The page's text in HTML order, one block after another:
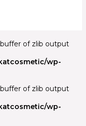
buffer of zlib output
wp-
buffer of zlib output
wp-